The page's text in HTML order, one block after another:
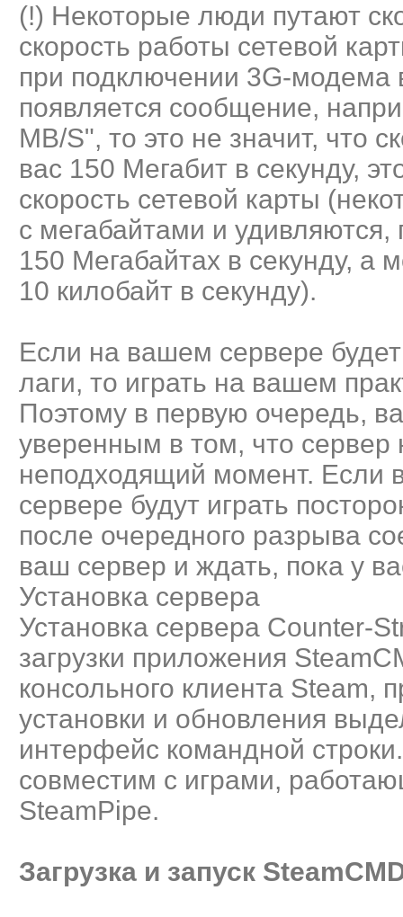
(!) Некоторые люди путают
скорость работы сетевой
при подключении 3G-модема
появляется сообщение,
MB/S", то это не значит, что
вас 150 Мегабит в секунду,
скорость сетевой карты
с мегабайтами и удивляются,
150 Мегабайтах в секунду, а
10 килобайт в секунду).
Если на вашем сервере
лаги, то играть на вашем
Поэтому в первую очередь,
уверенным в том, что сервер
неподходящий момент. Если
сервере будут играть
после очередного разрыва
ваш сервер и ждать, пока у
Установка сервера
Установка сервера Counter-
загрузки приложения
консольного клиента Steam,
установки и обновления
интерфейс командной
совместим с играми,
SteamPipe.
Загрузка и запуск